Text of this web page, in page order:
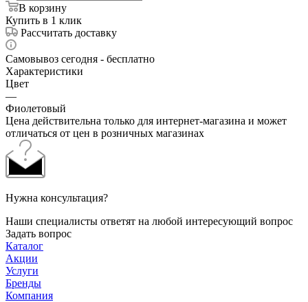
В корзину
Купить в 1 клик
Рассчитать доставку
Самовывоз сегодня - бесплатно
Характеристики
Цвет
—
Фиолетовый
Цена действительна только для интернет-магазина и может
отличаться от цен в розничных магазинах
Нужна консультация?
Наши специалисты ответят на любой интересующий вопрос
Задать вопрос
Каталог
Акции
Услуги
Бренды
Компания